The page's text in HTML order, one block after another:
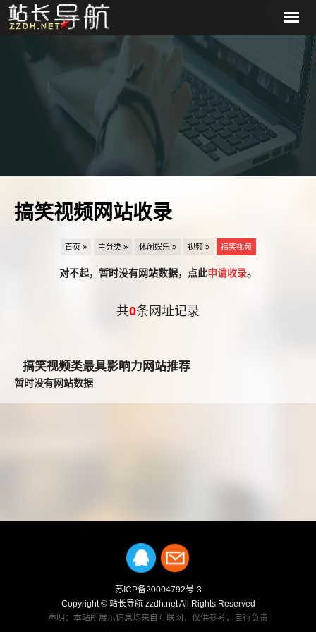
搞笑视频网站收录
首页 » 主分类 » 休闲娱乐 » 视频 » 搞笑视频
对不起，暂时没有网站数据，点此申请收录。
共0条网址记录
搞笑视频类最具影响力网站推荐
暂时没有网站数据
苏ICP备20004792号-3
Copyright © 站长导航 zzdh.net All Rights Reserved
声明：本站所展示信息均来自互联网，仅供参考，自行负责